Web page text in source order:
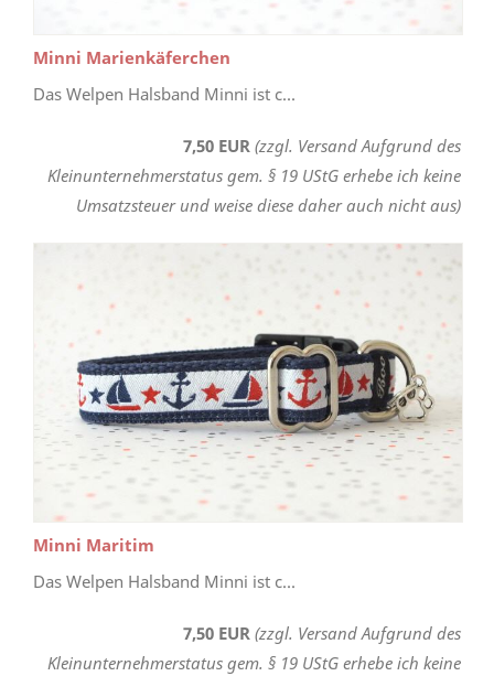
Minni Marienkäferchen
Das Welpen Halsband Minni ist c...
7,50 EUR (zzgl. Versand Aufgrund des
Kleinunternehmerstatus gem. § 19 UStG erhebe ich keine
Umsatzsteuer und weise diese daher auch nicht aus)
Minni Maritim
Das Welpen Halsband Minni ist c...
7,50 EUR (zzgl. Versand Aufgrund des
Kleinunternehmerstatus gem. § 19 UStG erhebe ich keine